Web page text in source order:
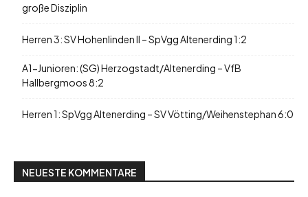
große Disziplin
Herren 3: SV Hohenlinden II – SpVgg Altenerding 1:2
A1-Junioren: (SG) Herzogstadt/Altenerding – VfB
Hallbergmoos 8:2
Herren 1: SpVgg Altenerding – SV Vötting/Weihenstephan 6:0
NEUESTE KOMMENTARE